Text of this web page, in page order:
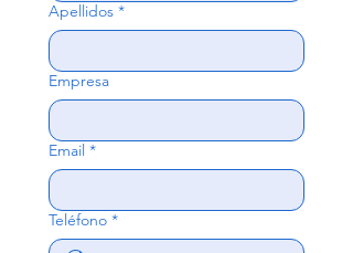
Apellidos *
Empresa
Email *
Teléfono *